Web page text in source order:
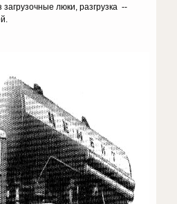
люки, разгрузка --